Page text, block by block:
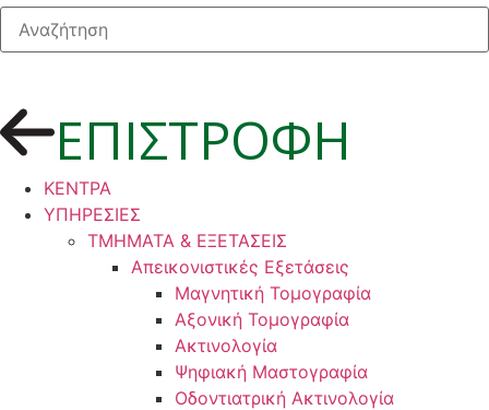
ΕΠΙΣΤΡΟΦΗ
ΚΕΝΤΡΑ
ΥΠΗΡΕΣΙΕΣ
ΤΜΗΜΑΤΑ & ΕΞΕΤΑΣΕΙΣ
Απεικονιστικές Εξετάσεις
Μαγνητική Τομογραφία
Αξονική Τομογραφία
Ακτινολογία
Ψηφιακή Μαστογραφία
Οδοντιατρική Ακτινολογία